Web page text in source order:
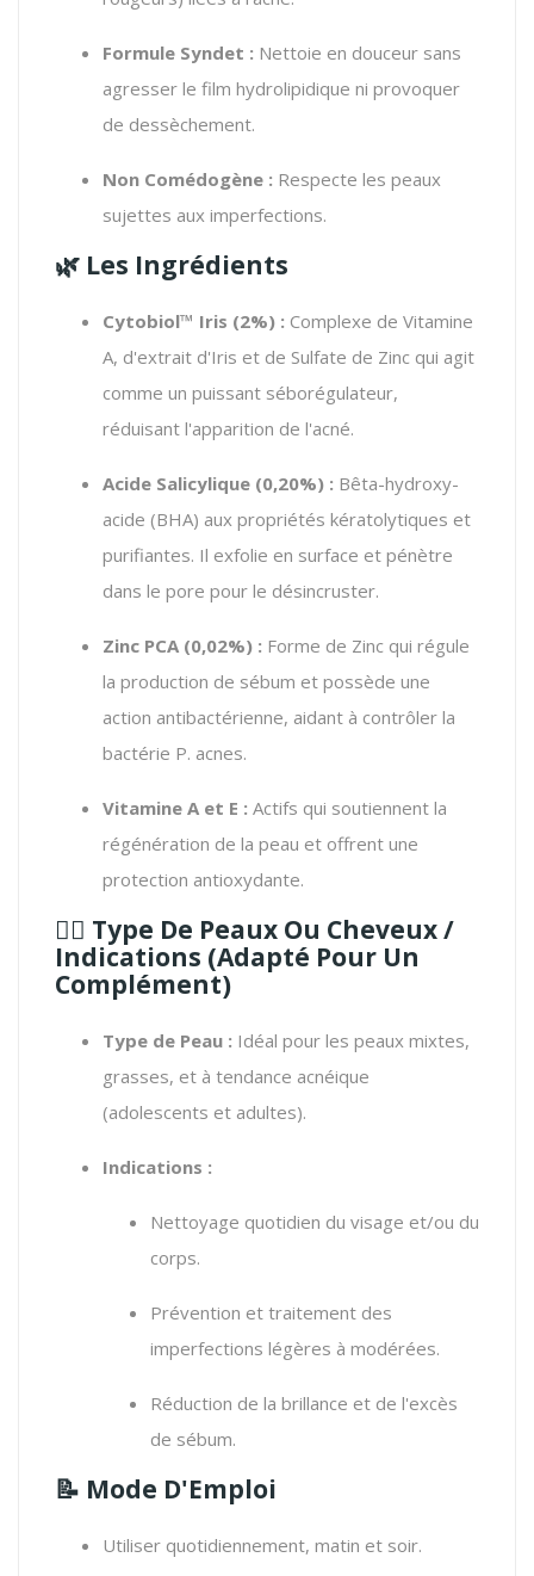
Formule Syndet : Nettoie en douceur sans
agresser le film hydrolipidique ni provoquer
de dessèchement.
Non Comédogène : Respecte les peaux
sujettes aux imperfections.
🌿 Les Ingrédients
Cytobiol™ Iris (2%) : Complexe de Vitamine
A, d'extrait d'Iris et de Sulfate de Zinc qui agit
comme un puissant séborégulateur,
réduisant l'apparition de l'acné.
Acide Salicylique (0,20%) : Bêta-hydroxy-
acide (BHA) aux propriétés kératolytiques et
purifiantes. Il exfolie en surface et pénètre
dans le pore pour le désincruster.
Zinc PCA (0,02%) : Forme de Zinc qui régule
la production de sébum et possède une
action antibactérienne, aidant à contrôler la
bactérie P. acnes.
Vitamine A et E : Actifs qui soutiennent la
régénération de la peau et offrent une
protection antioxydante.
🧖‍♀️ Type De Peaux Ou Cheveux /
Indications (Adapté Pour Un
Complément)
Type de Peau : Idéal pour les peaux mixtes,
grasses, et à tendance acnéique
(adolescents et adultes).
Indications :
Nettoyage quotidien du visage et/ou du
corps.
Prévention et traitement des
imperfections légères à modérées.
Réduction de la brillance et de l'excès
de sébum.
📝 Mode D'Emploi
Utiliser quotidiennement, matin et soir.